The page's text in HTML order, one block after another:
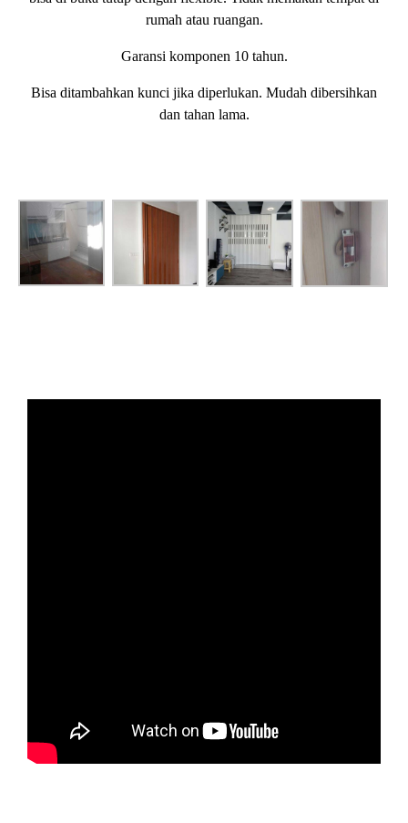
rumah atau ruangan.
Garansi komponen 10 tahun.
Bisa ditambahkan kunci jika diperlukan. Mudah dibersihkan
dan tahan lama.